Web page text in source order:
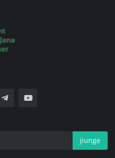
jiunge